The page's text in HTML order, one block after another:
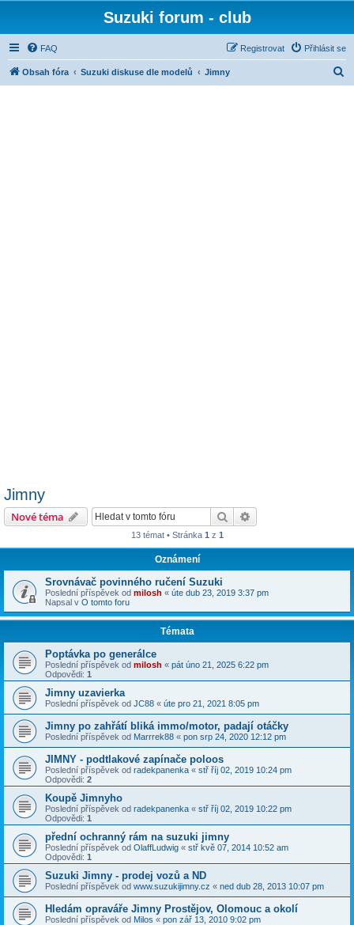
Suzuki forum - club
FAQ Přihlásit se
Registrovat
Obsah fóra Suzuki diskuse dle modelů Jimny
Jimny
Nové téma Hledat
13 témat • Stránka 1 z 1
Oznámení
Srovnávač povinného ručení Suzuki
Poslední příspěvek od milosh « úte dub 23, 2019 3:37 pm
Napsal v O tomto foru
Témata
Poptávka po generálce
Poslední příspěvek od milosh « pát úno 21, 2025 6:22 pm
Odpovědi: 1
Jimny uzavierka
Poslední příspěvek od JC88 « úte pro 21, 2021 8:05 pm
Jimny po zahřátí bliká immo/motor, padají otáčky
Poslední příspěvek od Marrrek88 « pon srp 24, 2020 12:12 pm
JIMNY - podtlakové zapínače poloos
Poslední příspěvek od radekpanenka « stř říj 02, 2019 10:24 pm
Odpovědi: 2
Koupě Jimnyho
Poslední příspěvek od radekpanenka « stř říj 02, 2019 10:22 pm
Odpovědi: 1
přední ochranný rám na suzuki jimny
Poslední příspěvek od OlaffLudwig « stř kvě 07, 2014 10:52 am
Odpovědi: 1
Suzuki Jimny - prodej vozů a ND
Poslední příspěvek od www.suzukijimny.cz « ned dub 28, 2013 10:07 pm
Hledám opraváře Jimny Prostějov, Olomouc a okolí
Poslední příspěvek od Milos « pon zář 13, 2010 9:02 pm